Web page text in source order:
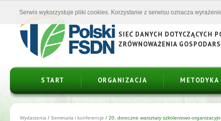
SIEĆ DANYCH DOTYCZĄCYCH
ZRÓWNOWAŻENIA
START ORGANIZACJA METODYKA
Wydarzenia / Seminaria i konferencje / 20. doroczne warsztaty szkoleniowo-
Serwis wykorzystuje pliki cookies. Korzystanie z serwisu oznacza